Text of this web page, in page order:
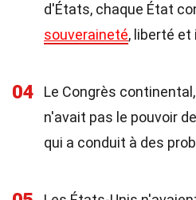
d'États, chaque État
souveraineté, liberté et
04
Le Congrès
n'avait pas le pouvoir
qui a conduit à des